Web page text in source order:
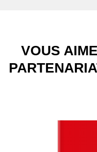
VOUS